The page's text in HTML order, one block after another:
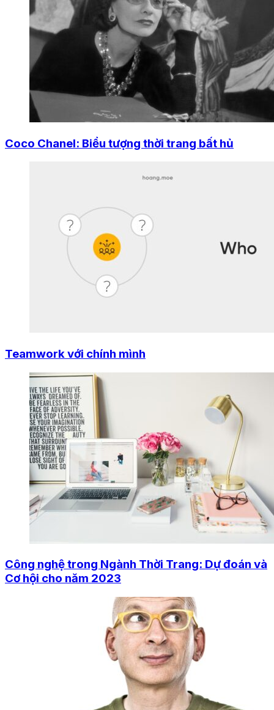
Coco Chanel: Biểu tượng thời trang bất hủ
Teamwork với chính mình
Công nghệ trong Ngành Thời Trang: Dự đoán và
Cơ hội cho năm 2023